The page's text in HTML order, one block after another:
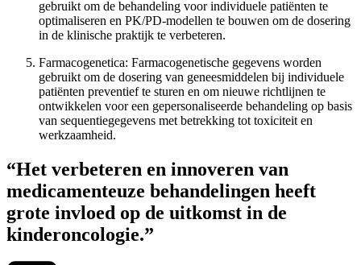
gebruikt om de behandeling voor individuele patiënten te
optimaliseren en PK/PD-modellen te bouwen om de dosering
in de klinische praktijk te verbeteren.
Farmacogenetica: Farmacogenetische gegevens worden
gebruikt om de dosering van geneesmiddelen bij individuele
patiënten preventief te sturen en om nieuwe richtlijnen te
ontwikkelen voor een gepersonaliseerde behandeling op basis
van sequentiegegevens met betrekking tot toxiciteit en
werkzaamheid.
“Het verbeteren en innoveren van
medicamenteuze behandelingen heeft
grote invloed op de uitkomst in de
kinderoncologie.”